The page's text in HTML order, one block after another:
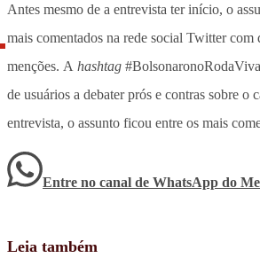
Antes mesmo de a entrevista ter início, o
mais comentados na rede social Twitter com
menções. A hashtag
de usuários a debater prós e contras sobre o
entrevista, o assunto ficou entre os mais
Entre no canal de WhatsApp do
Leia também